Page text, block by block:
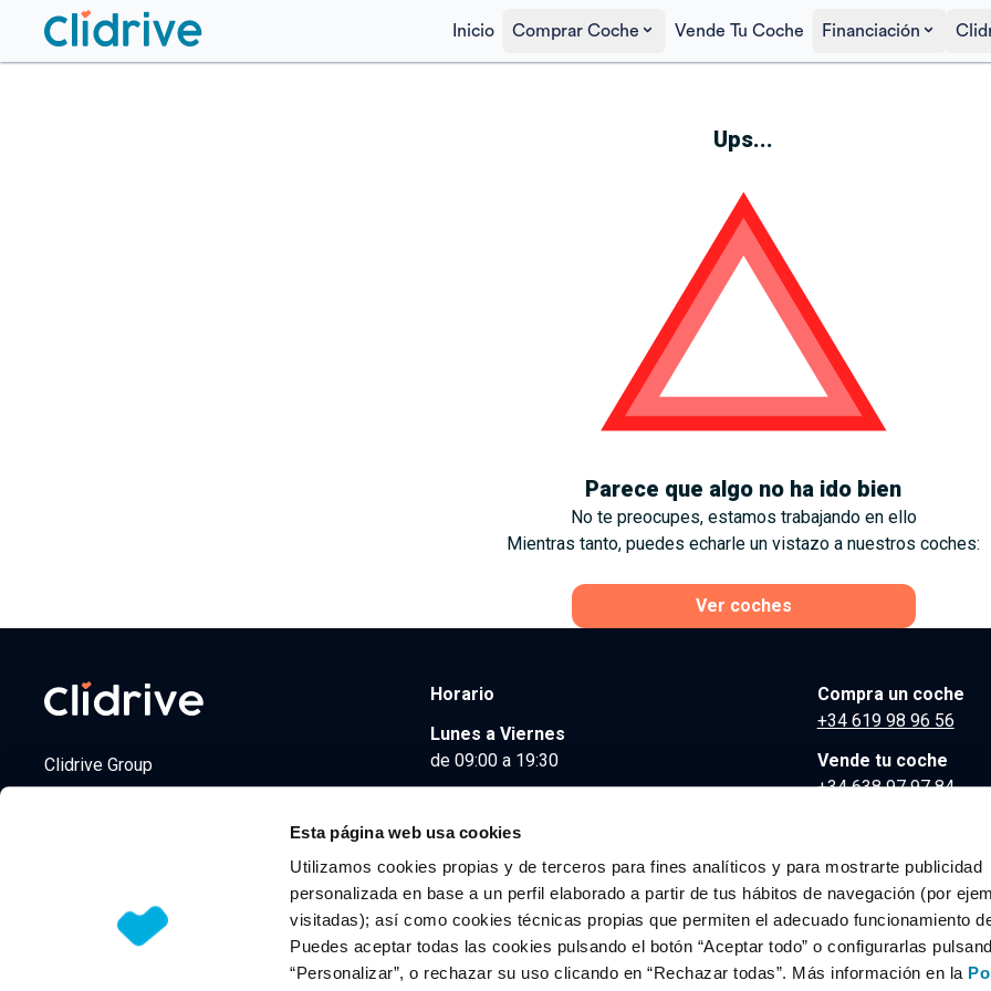
Esta página web usa cookies
Utilizamos cookies propias y de terceros para fines analíticos y para mostrarte publicidad
personalizada en base a un perfil elaborado a partir de tus hábitos de navegación (por
visitadas); así como cookies técnicas propias que permiten el adecuado funcionamiento
Puedes aceptar todas las cookies pulsando el botón “Aceptar todo” o configurarlas
“Personalizar”, o rechazar su uso clicando en “Rechazar todas”. Más información en la
Inicio Comprar Coche Vende Tu Coche Financiación
Ups...
Parece que algo no ha ido bien
No te preocupes, estamos trabajando en ello
Mientras tanto, puedes echarle un vistazo a nuestros coches:
Ver coches
Clidrive Group
Horario
Lunes a Viernes
de 09:00 a 19:30
Compra un coche
+34 619 98 96 56
Vende tu coche
+34 638 97 97 84
© 2026 CLIDRIVE CAPITAL, SOCIEDAD LIMITADA. Todos los derechos reservados.